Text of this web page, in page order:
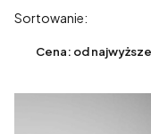
Lista
Sortowanie:
Cena: od